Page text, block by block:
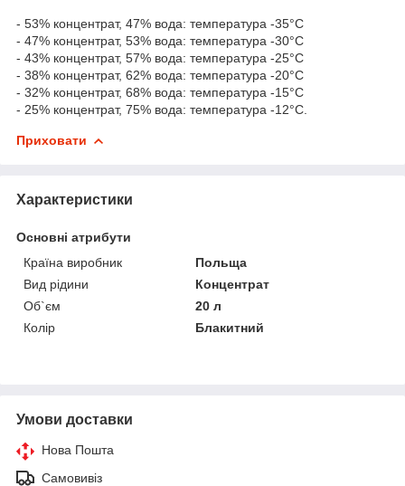
- 53% концентрат, 47% вода: температура -35°C
- 47% концентрат, 53% вода: температура -30°C
- 43% концентрат, 57% вода: температура -25°C
- 38% концентрат, 62% вода: температура -20°C
- 32% концентрат, 68% вода: температура -15°C
- 25% концентрат, 75% вода: температура -12°C.
Приховати
Характеристики
Основні атрибути
Країна виробник
Польща
Вид рідини
Концентрат
Об`єм
20 л
Колір
Блакитний
Умови доставки
Нова Пошта
Самовивіз